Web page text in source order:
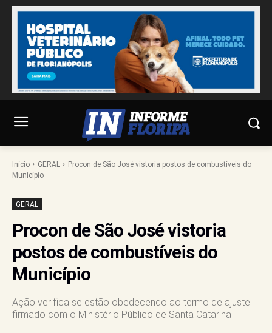
Início GERAL
Procon de São José vistoria postos de combustíveis do
Município
GERAL
Procon de São José vistoria
postos de combustíveis do
Município
Ação verifica se estão obedecendo ao termo de ajuste
firmado com o Ministério Público de Santa Catarina